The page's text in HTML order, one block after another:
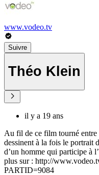
www.vodeo.tv
Suivre
Théo Klein
il y a 19 ans
Au fil de ce film tourné entre
dessinent à la fois le portrait
d’un homme qui participe à
plus sur : http://
PARTID=9084